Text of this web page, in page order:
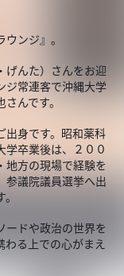
ンジ』。
げんた）さんをお迎
ジ常連客で沖縄大学
んです。
出身です。昭和薬科
学卒業後は、２００
地方の現場で経験を
参議院議員選挙へ出
ードや政治の世界を
わる上での心がまえ